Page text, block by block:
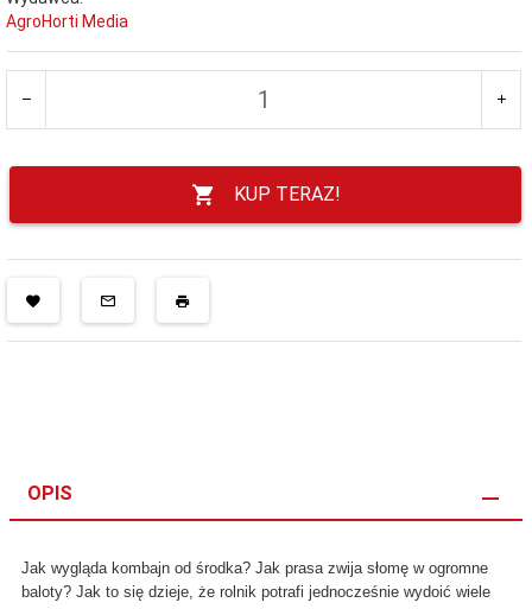
AgroHorti Media
KUP TERAZ!
OPIS
Jak wygląda kombajn od środka? Jak prasa zwija słomę w ogromne
baloty? Jak to się dzieje, że rolnik potrafi jednocześnie wydoić wiele